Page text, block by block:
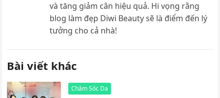
và tăng giảm cân hiệu quả. Hi vọng rằng
blog làm đẹp Diwi Beauty sẽ là điểm đến lý
tưởng cho cả nhà!
Bài viết khác
Chăm Sóc Da